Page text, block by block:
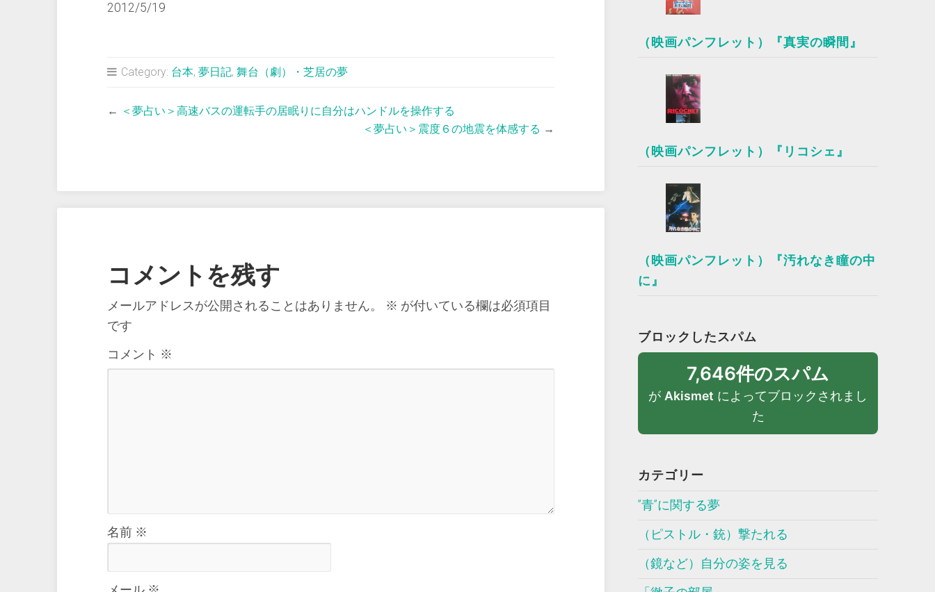
2012/5/19
Category: 台本, 夢日記, 舞台（劇）・芝居の夢
← ＜夢占い＞高速バスの運転手の居眠りに自分はハンドルを操作する
＜夢占い＞震度６の地震を体感する →
コメントを残す
メールアドレスが公開されることはありません。 ※ が付いている欄は必須項目
です
コメント ※
名前 ※
（映画パンフレット）『真実の瞬間』
（映画パンフレット）『リコシェ』
（映画パンフレット）『汚れなき瞳の中
に』
ブロックしたスパム
7,646件のスパム
が Akismet によってブロックされまし
た
カテゴリー
”青”に関する夢
（ピストル・銃）撃たれる
（鏡など）自分の姿を見る